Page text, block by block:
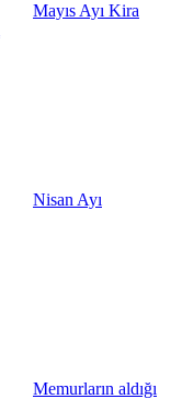
Mayıs Ayı Kira
Nisan Ayı
Memurların aldığı